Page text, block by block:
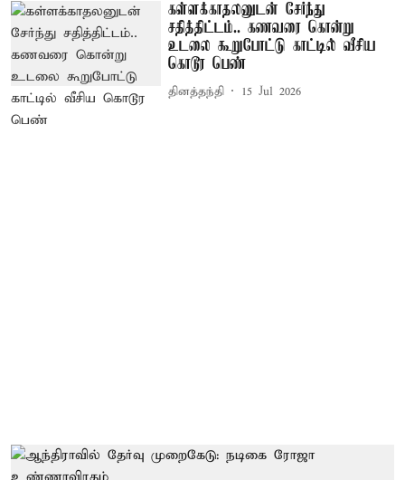
கள்ளக்காதலனுடன் சேர்ந்து
சதித்திட்டம்.. கணவரை கொன்று
உடலை கூறுபோட்டு காட்டில் வீசிய
கொடூர பெண்
தினத்தந்தி 15 Jul 2026